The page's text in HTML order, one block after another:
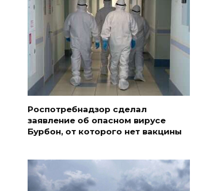
Роспотребнадзор сделал
заявление об опасном вирусе
Бурбон, от которого нет вакцины